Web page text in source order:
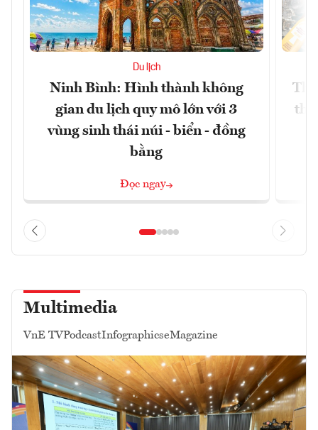
Du lịch
Ninh Bình: Hình thành không
gian du lịch quy mô lớn với 3
vùng sinh thái núi - biển - đồng
bằng
Đọc ngay
Multimedia
VnE TVPodcastInfographicseMagazine